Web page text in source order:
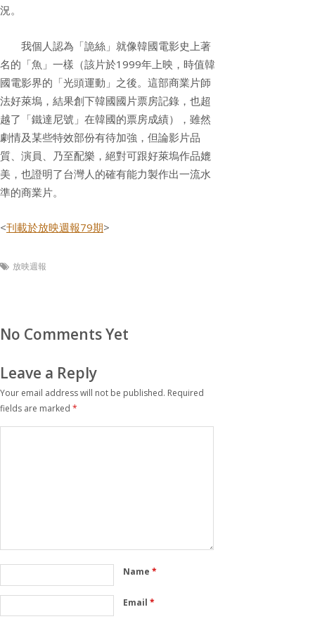
況。
我個人認為「詭絲」就像韓國電影史上著
名的「魚」一樣（該片於1999年上映，時值韓
國電影界的「光頭運動」之後。這部商業片師
法好萊塢，結果創下韓國國片票房記錄，也超
越了「鐵達尼號」在韓國的票房成績），雖然
劇情及某些特效部份有待加強，但論影片品
質、演員、乃至配樂，絕對可跟好萊塢作品媲
美，也證明了台灣人的確有能力製作出一流水
準的商業片。
<刊載於放映週報79期>
放映週報
No Comments Yet
Leave a Reply
Your email address will not be published. Required
fields are marked *
Name*
Email*